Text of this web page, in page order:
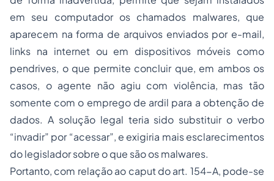
em seu computador os chamados malwares, que
aparecem na forma de arquivos enviados por e-mail,
links na internet ou em dispositivos móveis como
pendrives, o que permite concluir que, em ambos os
casos, o agente não agiu com violência, mas tão
somente com o emprego de ardil para a obtenção de
dados. A solução legal teria sido substituir o verbo
“invadir” por “acessar”, e exigiria mais esclarecimentos
do legislador sobre o que são os malwares.
Portanto, com relação ao caput do art. 154-A, pode-se